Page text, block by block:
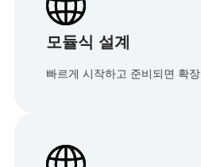
모듈식 설계
빠르게 시작하고 준비되면 확장